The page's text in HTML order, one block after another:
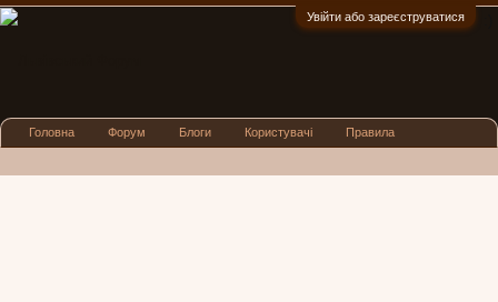
Увійти або зареєструватися
Головна Форум Блоги Користувачі Правила